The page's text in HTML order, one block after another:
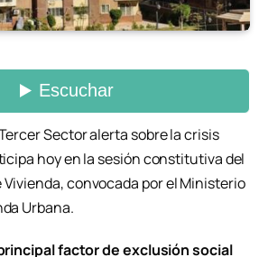
Sector alerta sobre la crisis
hoy en la sesión constitutiva del
Vivienda, convocada por el Ministerio
Urbana.
factor de exclusión social